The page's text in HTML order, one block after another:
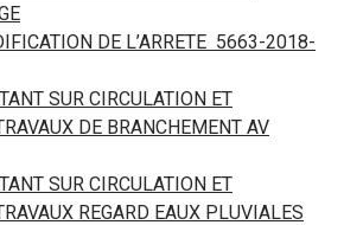
DE L’ARRETE 5663-2018-
SUR CIRCULATION ET
DE BRANCHEMENT AV
SUR CIRCULATION ET
REGARD EAUX PLUVIALES